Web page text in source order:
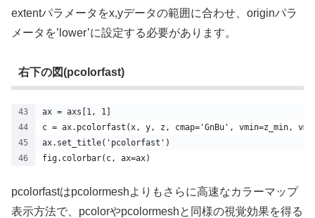
extentパラメータをx,yデータの範囲に合わせ、originパラ
メータを’lower’に設定する必要があります。
右下の図(pcolorfast)
ax = axs[1, 1]
c = ax.pcolorfast(x, y, z, cmap='GnBu', vmin=z_min,
ax.set_title('pcolorfast')
fig.colorbar(c, ax=ax)
pcolorfastはpcolormeshよりもさらに高速なカラーマップ
表示方法で、pcolorやpcolormeshと同様の視覚効果を得る